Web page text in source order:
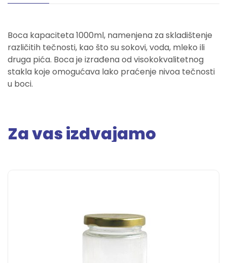
Boca kapaciteta 1000ml, namenjena za skladištenje
različitih tečnosti, kao što su sokovi, voda, mleko ili
druga pića. Boca je izrađena od visokokvalitetnog
stakla koje omogućava lako praćenje nivoa tečnosti
u boci.
Za vas izdvajamo